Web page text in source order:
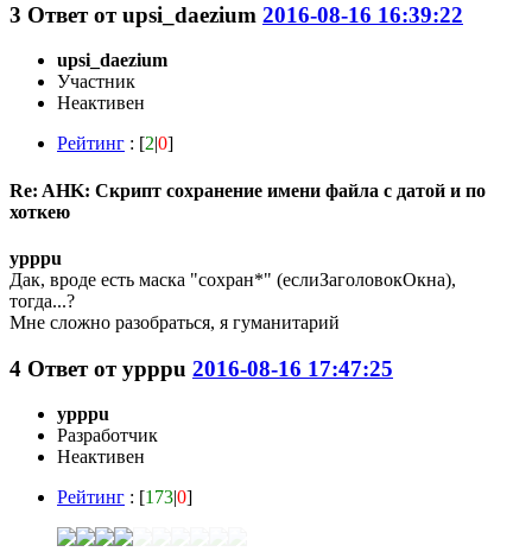
3 Ответ отupsi_daezium 2016-08-16 16:39:22
upsi_daezium
Участник
Неактивен
Рейтинг : [2|0]
Re: AHK: Скрипт сохранение имени файла с датой и по
хоткею
ypppu
Дак, вроде есть маска "сохран*" (еслиЗаголовокОкна),
тогда...?
Мне сложно разобраться, я гуманитарий
4 Ответ отypppu 2016-08-16 17:47:25
ypppu
Разработчик
Неактивен
Рейтинг : [173|0]